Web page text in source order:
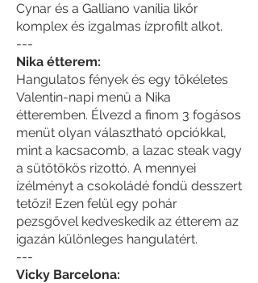
Cynar és a Galliano vanília likőr
komplex és izgalmas ízprofilt alkot.
---
Nika étterem:
Hangulatos fények és egy tökéletes
Valentin-napi menü a Nika
étteremben. Élvezd a finom 3 fogásos
menüt olyan választható opciókkal,
mint a kacsacomb, a lazac steak vagy
a sütőtökös rizottó. A mennyei
ízélményt a csokoládé fondü desszert
tetőzi! Ezen felül egy pohár
pezsgővel kedveskedik az étterem az
igazán különleges hangulatért.
---
Vicky Barcelona: